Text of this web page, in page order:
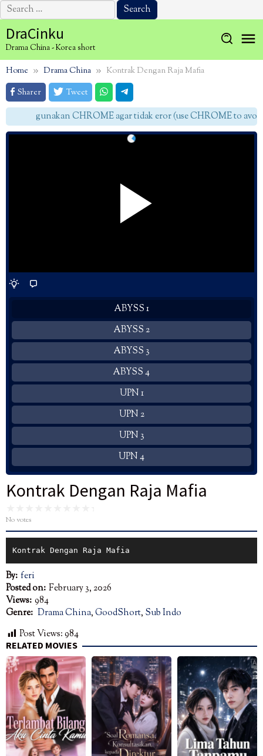
Search
for:
to
content
DraCinku
Drama China - Korea short
Home Drama China
Kontrak Dengan Raja Mafia
Sharer
Tweet
gunakan CHROME agar tidak eror (use CHROME to avoid
ABYSS 1
ABYSS 2
ABYSS 3
ABYSS 4
UPN 1
UPN 2
UPN 3
UPN 4
Kontrak Dengan Raja Mafia
No votes
Kontrak Dengan Raja Mafia
By: feri
Posted on: February 3, 2026
Views: 984
Genre: Drama China,GoodShort, Sub Indo
Post Views:984
RELATED MOVIES